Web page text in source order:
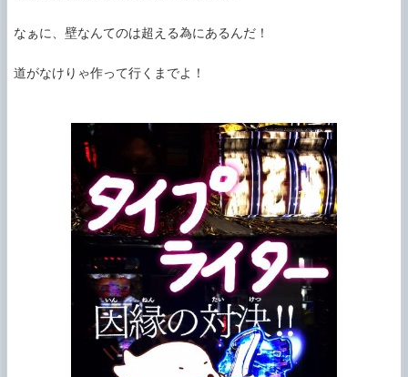
なぁに、壁なんてのは超える為にあるんだ！
道がなけりゃ作って行くまでよ！